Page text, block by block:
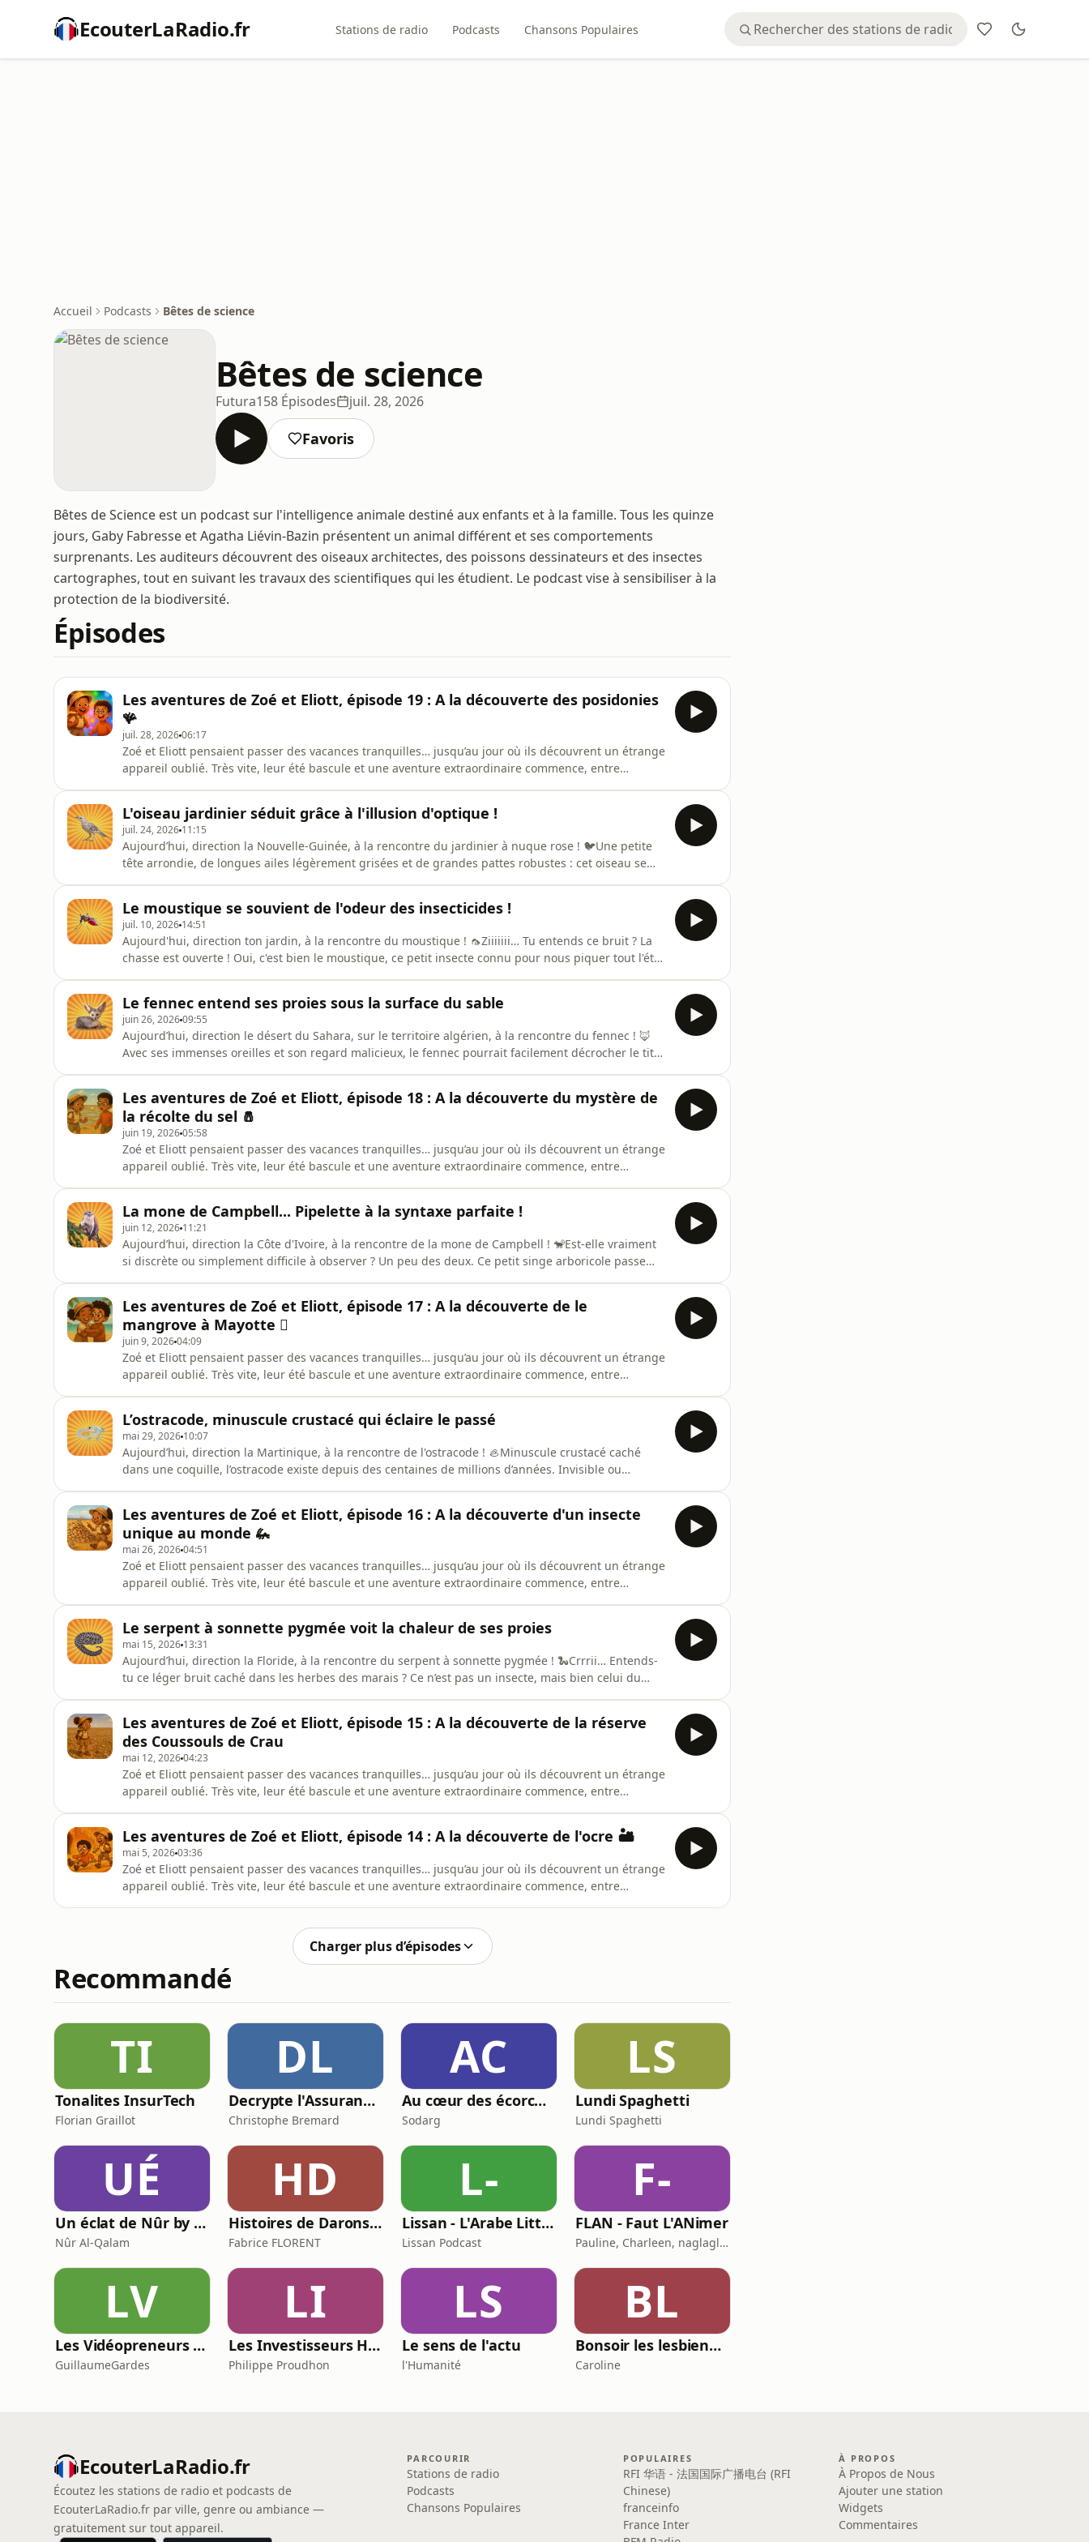
EcouterLaRadio.fr Stations de radio Podcasts Chansons Populaires
Accueil Podcasts Bêtes de science
Bêtes de science
Futura158 Épisodes juil. 28, 2026
Favoris
Bêtes de Science est un podcast sur l'intelligence animale destiné aux enfants et à la famille. Tous les quinze
jours, Gaby Fabresse et Agatha Liévin-Bazin présentent un animal différent et ses comportements
surprenants. Les auditeurs découvrent des oiseaux architectes, des poissons dessinateurs et des insectes
cartographes, tout en suivant les travaux des scientifiques qui les étudient. Le podcast vise à sensibiliser à la
protection de la biodiversité.
Épisodes
Les aventures de Zoé et Eliott, épisode 19 : A la découverte des posidonies
🪸
juil. 28, 202606:17
Zoé et Eliott pensaient passer des vacances tranquilles… jusqu’au jour où ils découvrent un étrange
appareil oublié. Très vite, leur été bascule et une aventure extraordinaire commence, entre
Alors...
L'oiseau jardinier séduit grâce à l'illusion d'optique !
juil. 24, 2026 11:15
Aujourd’hui, direction la Nouvelle-Guinée, à la rencontre du jardinier à nuque rose ! 🐦Une petite
tête arrondie, de longues ailes légèrement grisées et de grandes pattes robustes : cet oiseau se
feuill
Le moustique se souvient de l'odeur des insecticides !
juil. 10, 2026 14:51
Aujourd'hui, direction ton jardin, à la rencontre du moustique ! 🦟Ziiiiiii… Tu entends ce bruit ? La
chasse est ouverte ! Oui, c'est bien le moustique, ce petit insecte connu pour nous piquer tout l'été.
Le fennec entend ses proies sous la surface du sable
juin 26, 202609:55
Aujourd’hui, direction le désert du Sahara, sur le territoire algérien, à la rencontre du fennec ! 🦊
Avec ses immenses oreilles et son regard malicieux, le fennec pourrait facilement décrocher le titre
seulement
Les aventures de Zoé et Eliott, épisode 18 : A la découverte du mystère de
la récolte du sel 🧂
juin 19, 202605:58
Zoé et Eliott pensaient passer des vacances tranquilles… jusqu’au jour où ils découvrent un étrange
appareil oublié. Très vite, leur été bascule et une aventure extraordinaire commence, entre
montrer qu
La mone de Campbell... Pipelette à la syntaxe parfaite !
juin 12, 2026 11:21
Aujourd’hui, direction la Côte d'Ivoire, à la rencontre de la mone de Campbell ! 🐒Est-elle vraiment
si discrète ou simplement difficile à observer ? Un peu des deux. Ce petit singe arboricole passe
étonnantes
Les aventures de Zoé et Eliott, épisode 17 : A la découverte de le
mangrove à Mayotte 🪾
juin 9, 202604:09
Zoé et Eliott pensaient passer des vacances tranquilles… jusqu’au jour où ils découvrent un étrange
appareil oublié. Très vite, leur été bascule et une aventure extraordinaire commence, entre
terrifié d
L’ostracode, minuscule crustacé qui éclaire le passé
mai 29, 2026 10:07
Aujourd’hui, direction la Martinique, à la rencontre de l'ostracode ! 🦪Minuscule crustacé caché
dans une coquille, l’ostracode existe depuis des centaines de millions d’années. Invisible ou
quelles rai
Les aventures de Zoé et Eliott, épisode 16 : A la découverte d'un insecte
unique au monde 🦗
mai 26, 202604:51
Zoé et Eliott pensaient passer des vacances tranquilles… jusqu’au jour où ils découvrent un étrange
appareil oublié. Très vite, leur été bascule et une aventure extraordinaire commence, entre
son frère, et
Le serpent à sonnette pygmée voit la chaleur de ses proies
mai 15, 2026 13:31
Aujourd’hui, direction la Floride, à la rencontre du serpent à sonnette pygmée ! 🐍Crrrii… Entends-
tu ce léger bruit caché dans les herbes des marais ? Ce n’est pas un insecte, mais bien celui du
pour surpr
Les aventures de Zoé et Eliott, épisode 15 : A la découverte de la réserve
des Coussouls de Crau
mai 12, 202604:23
Zoé et Eliott pensaient passer des vacances tranquilles… jusqu’au jour où ils découvrent un étrange
appareil oublié. Très vite, leur été bascule et une aventure extraordinaire commence, entre
découvert l’ocre dans le Colorado Provençal. Mais malheureusement, au moment de partir vers la
suite de leur
Les aventures de Zoé et Eliott, épisode 14 : A la découverte de l'ocre 🏜️
mai 5, 202603:36
Zoé et Eliott pensaient passer des vacances tranquilles… jusqu’au jour où ils découvrent un étrange
appareil oublié. Très vite, leur été bascule et une aventure extraordinaire commence, entre
Charger plus d’épisodes
Recommandé
TI
Tonalites InsurTech
Florian Graillot
DL
Decrypte l'Assurance : Le Podcast qui rend l'assurance (Presque) sexy
Christophe Bremard
AC
Au cœur des écorchés
Sodarg
LS
Lundi Spaghetti
Lundi Spaghetti
UÉ
Un éclat de Nûr by Nûr Al-Qalam
Nûr Al-Qalam
HD
Histoires de Darons (des pères qui parlent de paternité)
Fabrice FLORENT
L-
Lissan - L'Arabe Littéraire au Quotidien
Lissan Podcast
F-
FLAN - Faut L'ANimer
Pauline, Charleen, naglaglasson, Élabète
LV
Les Vidéopreneurs - Le Podcast des vidéastes entrepreneurs.
GuillaumeGardes
LI
Les Investisseurs Heureux : le podcast sans langue de bois
Philippe Proudhon
LS
Le sens de l'actu
l'Humanité
BL
Bonsoir les lesbiennes
Caroline
EcouterLaRadio.fr
Écoutez les stations de radio et podcasts de
EcouterLaRadio.fr par ville, genre ou ambiance —
gratuitement sur tout appareil.
PARCOURIR
Stations de radio
Podcasts
Chansons Populaires
POPULAIRES
RFI 华语 - 法国国际广播电台 (RFI
Chinese)
franceinfo
France Inter
À PROPOS
À Propos de Nous
Ajouter une station
Widgets
Commentaires